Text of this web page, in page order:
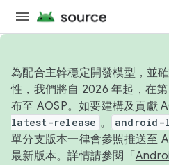
為配合主幹穩定開發模型，並
性，我們將自 2026 年起，在
布至 AOSP。如要建構及貢獻
latest-release 。
單分支版本一律會參照推送至
最新版本。詳情請參閱「